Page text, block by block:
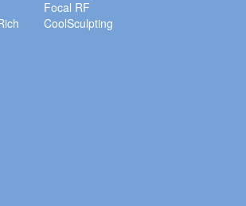
Focal RF
CoolSculpting